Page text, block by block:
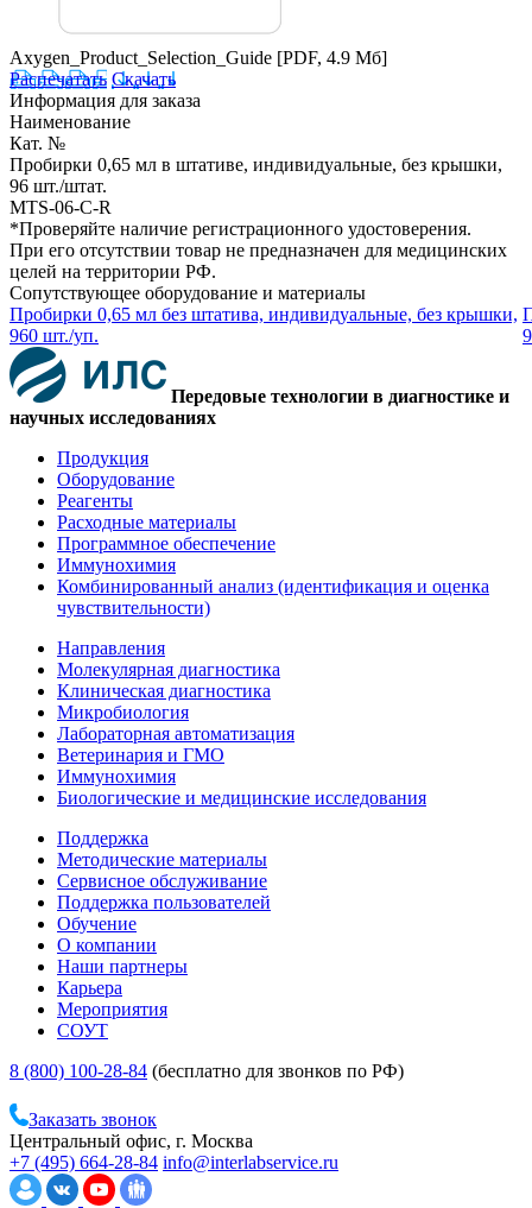
Axygen_Product_Selection_Guide [PDF, 4.9 Мб]
Распечатать Скачать
Информация для заказа
Наименование
Кат. №
Пробирки 0,65 мл в штативе, индивидуальные, без крышки,
96 шт./штат.
MTS-06-C-R
*Проверяйте наличие регистрационного удостоверения.
При его отсутствии товар не предназначен для медицинских
целей на территории РФ.
Сопутствующее оборудование и материалы
Пробирки 0,65 мл без штатива, индивидуальные, без крышки,
960 шт./уп.
Передовые технологии в диагностике и
научных исследованиях
Продукция
Оборудование
Реагенты
Расходные материалы
Программное обеспечение
Иммунохимия
Комбинированный анализ (идентификация и оценка
чувствительности)
Направления
Молекулярная диагностика
Клиническая диагностика
Микробиология
Лабораторная автоматизация
Ветеринария и ГМО
Иммунохимия
Биологические и медицинские исследования
Поддержка
Методические материалы
Сервисное обслуживание
Поддержка пользователей
Обучение
О компании
Наши партнеры
Карьера
Мероприятия
СОУТ
8 (800) 100-28-84 (бесплатно для звонков по РФ)
Заказать звонок
Центральный офис, г. Москва
+7 (495) 664-28-84 info@interlabservice.ru